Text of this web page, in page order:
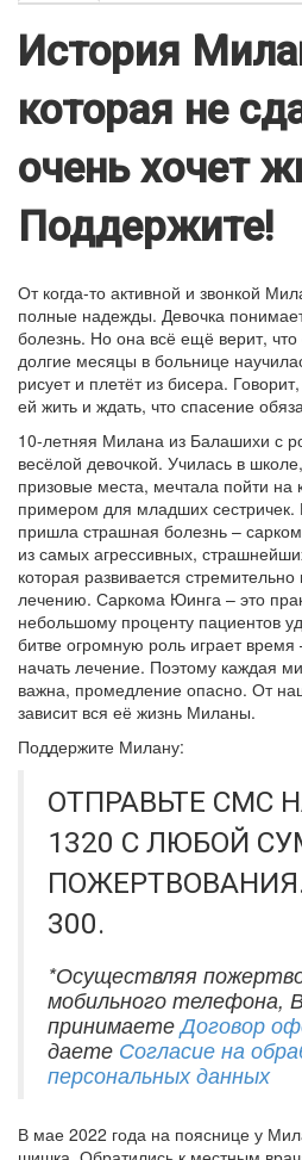
История
которая не
очень хочет
Поддержите!
От когда-то активной и звонкой
полные надежды. Девочка
болезнь. Но она всё ещё верит,
долгие месяцы в больнице
рисует и плетёт из бисера.
ей жить и ждать, что спасение
10-летняя Милана из Балашихи с
весёлой девочкой. Училась в
призовые места, мечтала пойти на
примером для младших сестричек.
пришла страшная болезнь –
из самых агрессивных,
которая развивается
лечению. Саркома Юинга – это
небольшому проценту пациентов
битве огромную роль играет
начать лечение. Поэтому каждая
важна, промедление опасно. От
зависит вся её жизнь Миланы.
Поддержите Милану:
ОТПРАВЬТЕ СМС
1320 С ЛЮБОЙ
300.
*Осуществляя
мобильного телефона,
принимаетеДоговор
даете Согласие на
персональных данных
В мае 2022 года на пояснице у